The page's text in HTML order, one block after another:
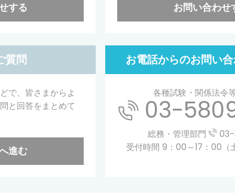
する お問い合わせ
質問
で、皆さまからよ
と回答をまとめて
進む
お電話からのお問い
各種試験・関係法令
03-
総務・管理部門
03-
受付時間 9：00～17：00（